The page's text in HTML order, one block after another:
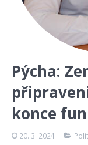
Pýcha:
konce
20. 3. 2024